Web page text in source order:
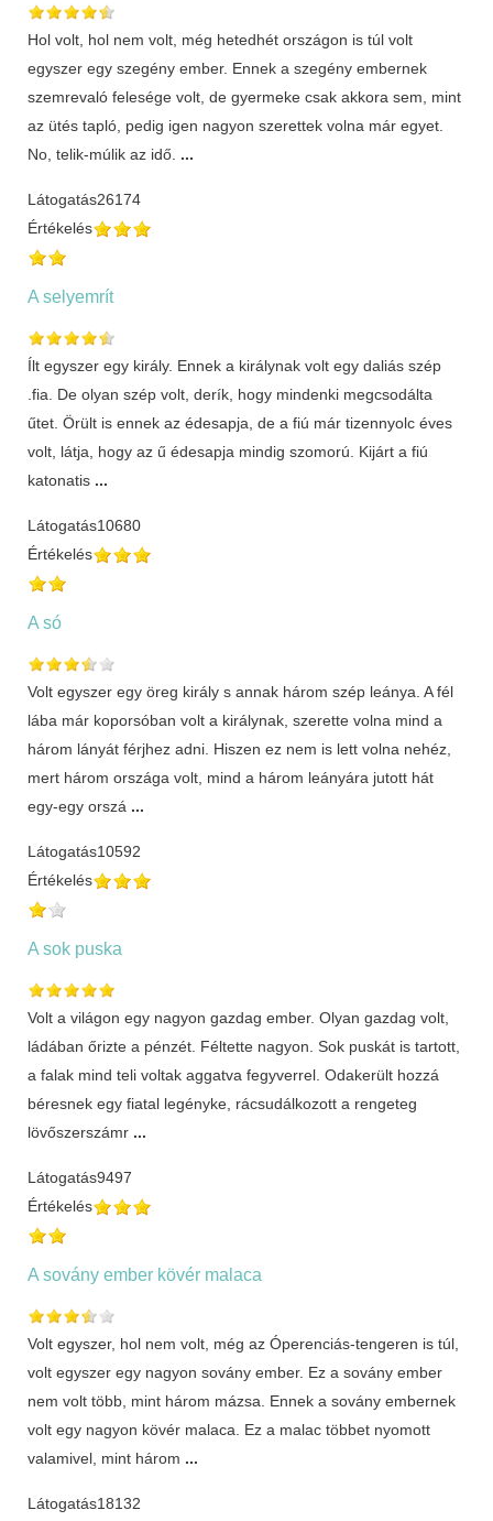
Hol volt, hol nem volt, még hetedhét országon is túl volt
egyszer egy szegény ember. Ennek a szegény embernek
szemrevaló felesége volt, de gyermeke csak akkora sem, mint
az ütés tapló, pedig igen nagyon szerettek volna már egyet.
No, telik-múlik az idő. ...
Látogatás26174
Értékelés
A selyemrít
Ílt egyszer egy király. Ennek a királynak volt egy daliás szép
.fia. De olyan szép volt, derík, hogy mindenki megcsodálta
űtet. Örült is ennek az édesapja, de a fiú már tizennyolc éves
volt, látja, hogy az ű édesapja mindig szomorú. Kijárt a fiú
katonatis ...
Látogatás10680
Értékelés
A só
Volt egyszer egy öreg király s annak három szép leánya. A fél
lába már koporsóban volt a királynak, szerette volna mind a
három lányát férjhez adni. Hiszen ez nem is lett volna nehéz,
mert három országa volt, mind a három leányára jutott hát
egy-egy orszá ...
Látogatás10592
Értékelés
A sok puska
Volt a világon egy nagyon gazdag ember. Olyan gazdag volt,
ládában őrizte a pénzét. Féltette nagyon. Sok puskát is tartott,
a falak mind teli voltak aggatva fegyverrel. Odakerült hozzá
béresnek egy fiatal legényke, rácsudálkozott a rengeteg
lövőszerszámr ...
Látogatás9497
Értékelés
A sovány ember kövér malaca
Volt egyszer, hol nem volt, még az Óperenciás-tengeren is túl,
volt egyszer egy nagyon sovány ember. Ez a sovány ember
nem volt több, mint három mázsa. Ennek a sovány embernek
volt egy nagyon kövér malaca. Ez a malac többet nyomott
valamivel, mint három ...
Látogatás18132